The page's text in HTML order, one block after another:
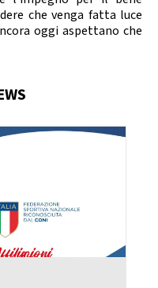
che venga fatta luce
oggi aspettano che